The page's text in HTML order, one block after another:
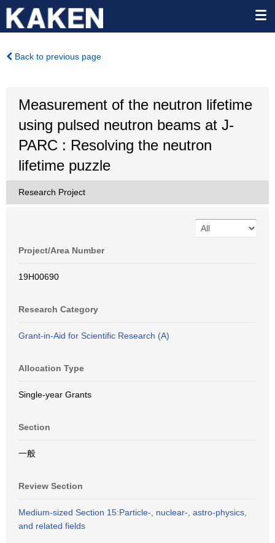
Back to previous page
Measurement of the neutron lifetime
using pulsed neutron beams at J-
PARC : Resolving the neutron
lifetime puzzle
Research Project
Project/Area Number
19H00690
Research Category
Grant-in-Aid for Scientific Research (A)
Allocation Type
Single-year Grants
Section
一般
Review Section
Medium-sized Section 15:Particle-, nuclear-, astro-physics,
and related fields